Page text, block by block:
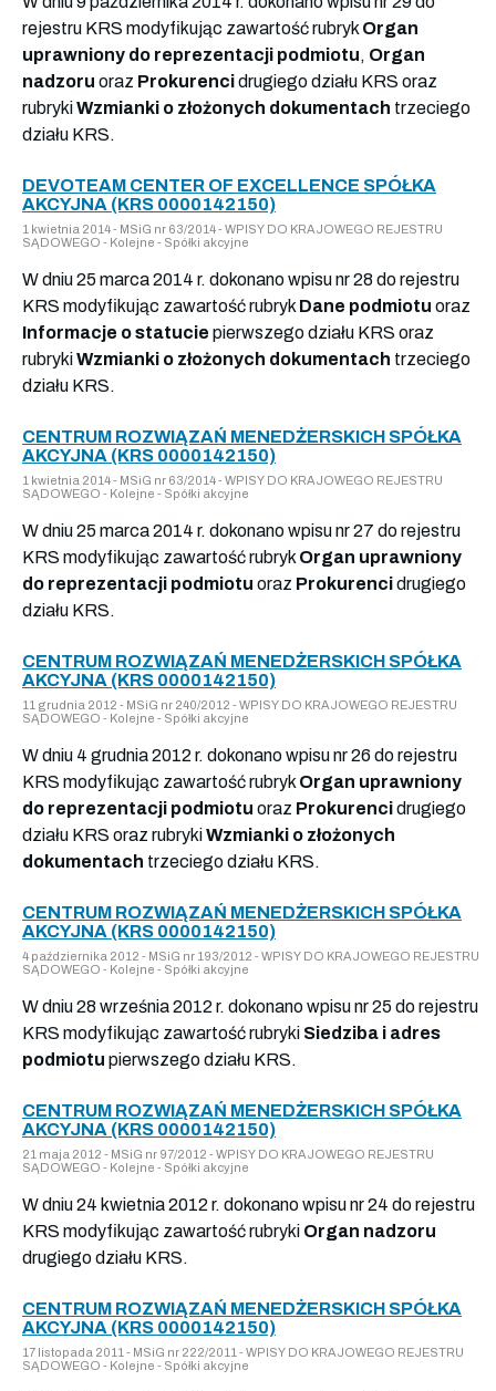
rejestru KRS modyfikując zawartość rubryk Organ
uprawniony do reprezentacji podmiotu, Organ
nadzoru oraz Prokurencidrugiego działu KRS oraz
rubrykiWzmianki o złożonych dokumentach trzeciego
działu KRS.
DEVOTEAM CENTER OF EXCELLENCE SPÓŁKA
AKCYJNA (KRS 0000142150)
1 kwietnia 2014 - MSiG nr 63/2014 - WPISY DO KRAJOWEGO REJESTRU
SĄDOWEGO - Kolejne - Spółki akcyjne
W dniu 25 marca 2014 r. dokonano wpisu nr 28 do rejestru
KRS modyfikując zawartość rubryk Dane podmiotu oraz
Informacje o statucie pierwszego działu KRS oraz
rubrykiWzmianki o złożonych dokumentach trzeciego
działu KRS.
CENTRUM ROZWIĄZAŃ MENEDŻERSKICH SPÓŁKA
AKCYJNA (KRS 0000142150)
1 kwietnia 2014 - MSiG nr 63/2014 - WPISY DO KRAJOWEGO REJESTRU
SĄDOWEGO - Kolejne - Spółki akcyjne
W dniu 25 marca 2014 r. dokonano wpisu nr 27 do rejestru
KRS modyfikując zawartość rubryk Organ uprawniony
do reprezentacji podmiotu oraz Prokurencidrugiego
działu KRS.
CENTRUM ROZWIĄZAŃ MENEDŻERSKICH SPÓŁKA
AKCYJNA (KRS 0000142150)
11 grudnia 2012 - MSiG nr 240/2012 - WPISY DO KRAJOWEGO REJESTRU
SĄDOWEGO - Kolejne - Spółki akcyjne
W dniu 4 grudnia 2012 r. dokonano wpisu nr 26 do rejestru
KRS modyfikując zawartość rubryk Organ uprawniony
do reprezentacji podmiotu oraz Prokurencidrugiego
działu KRS oraz rubrykiWzmianki o złożonych
dokumentach trzeciego działu KRS.
CENTRUM ROZWIĄZAŃ MENEDŻERSKICH SPÓŁKA
AKCYJNA (KRS 0000142150)
4 października 2012 - MSiG nr 193/2012 - WPISY DO KRAJOWEGO REJESTRU
SĄDOWEGO - Kolejne - Spółki akcyjne
W dniu 28 września 2012 r. dokonano wpisu nr 25 do rejestru
KRS modyfikując zawartość rubryki Siedziba i adres
podmiotu pierwszego działu KRS.
CENTRUM ROZWIĄZAŃ MENEDŻERSKICH SPÓŁKA
AKCYJNA (KRS 0000142150)
21 maja 2012 - MSiG nr 97/2012 - WPISY DO KRAJOWEGO REJESTRU
SĄDOWEGO - Kolejne - Spółki akcyjne
W dniu 24 kwietnia 2012 r. dokonano wpisu nr 24 do rejestru
KRS modyfikując zawartość rubryki Organ nadzoru
drugiego działu KRS.
CENTRUM ROZWIĄZAŃ MENEDŻERSKICH SPÓŁKA
AKCYJNA (KRS 0000142150)
17 listopada 2011 - MSiG nr 222/2011 - WPISY DO KRAJOWEGO REJESTRU
SĄDOWEGO - Kolejne - Spółki akcyjne